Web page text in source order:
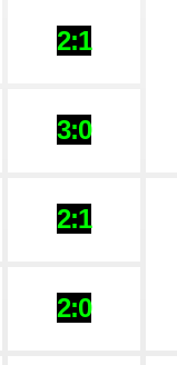
2:1
3:0
2:1
2:0